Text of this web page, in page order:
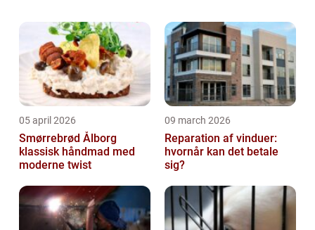
05 april 2026
Smørrebrød Ålborg
klassisk håndmad med
moderne twist
09 march 2026
Reparation af vinduer:
hvornår kan det betale
sig?